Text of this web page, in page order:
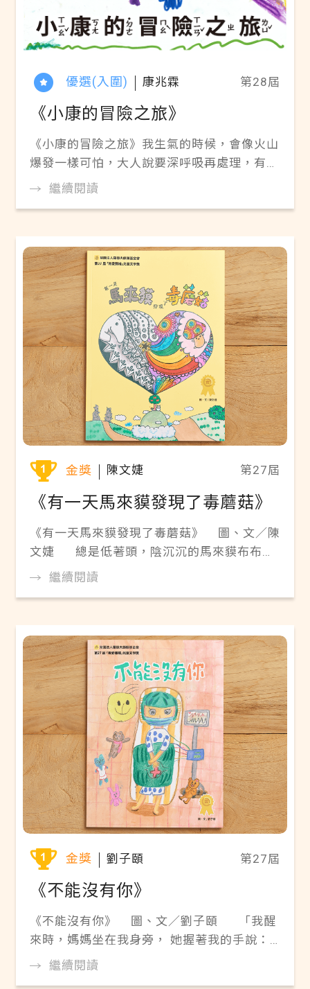
優選(入圍) 康兆霖 第28屆
《小康的冒險之旅》
《小康的冒險之旅》我生氣的時候，會像火山
爆發一樣可怕，大人說要深呼吸再處理，有時
候會成功有時候會失敗，我還在努力中。線上
繼續閱讀
金獎 陳文婕 第27屆
《有一天馬來貘發現了毒蘑菇》
《有一天馬來貘發現了毒蘑菇》 圖、文／陳
文婕 總是低著頭，陰沉沉的馬來貘布布，
身上沒有顏色，身邊也沒有朋友。 直到有一
和朵朵在動物世界裡，會交到新朋友嗎？ 翻
開故事書，一起尋找友情和勇氣吧！ 【讀完
這本故事書，你可以想一想……】 1. 你是否也
曾經像布布一樣，因為某些原因而感到孤單或
不自信？你是怎麼面對的呢？ 2. 布布學會透
過「關心他人」來建立與朋友的連結。你曾經
用過什麼方法來結交新朋友呢？ 3. 布布遇見
了朵朵，成為了最要好的朋友，還開啟了一段
美好的旅程。你也遇過這樣的好朋友嗎？你們
一起做過哪些事呢？ 線上閱讀 ▶Pdf電子書
《有一天馬來貘發現了毒蘑菇》
繼續閱讀
金獎 劉子頤 第27屆
《不能沒有你》
《不能沒有你》 圖、文／劉子頤 「我醒
來時，媽媽坐在我身旁， 她握著我的手說：
手術開完了， 我看見身上有好幾條線連接著
繼續閱讀